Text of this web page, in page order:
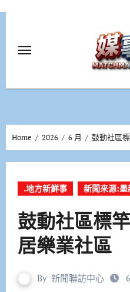
Home 2026 6 月 鼓動社區
.地方新鮮事 新聞來源:墨
鼓動社區標
居樂業社區
By 新聞聯訪中心